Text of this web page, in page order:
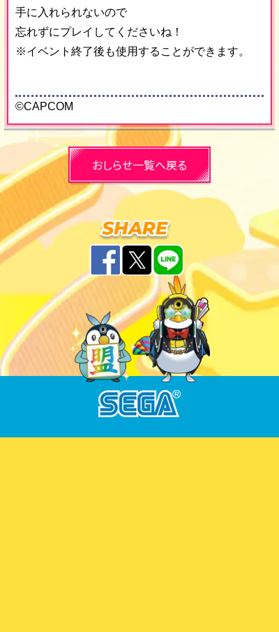
手に入れられないので
忘れずにプレイしてくださいね！
※イベント終了後も使用することができます。
©CAPCOM
おしらせ一覧へ戻る